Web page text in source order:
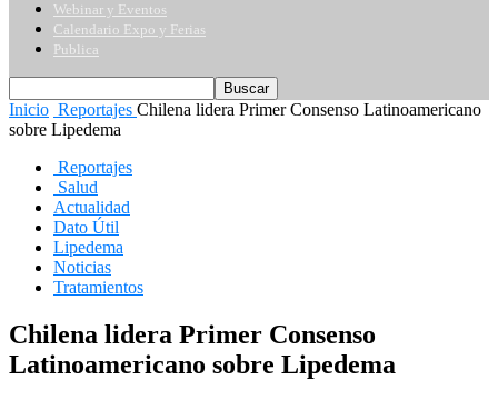
Webinar y Eventos
Calendario Expo y Ferias
Publica
Inicio Reportajes Chilena lidera Primer Consenso Latinoamericano
sobre Lipedema
Reportajes
Salud
Actualidad
Dato Útil
Lipedema
Noticias
Tratamientos
Chilena lidera Primer Consenso
Latinoamericano sobre Lipedema